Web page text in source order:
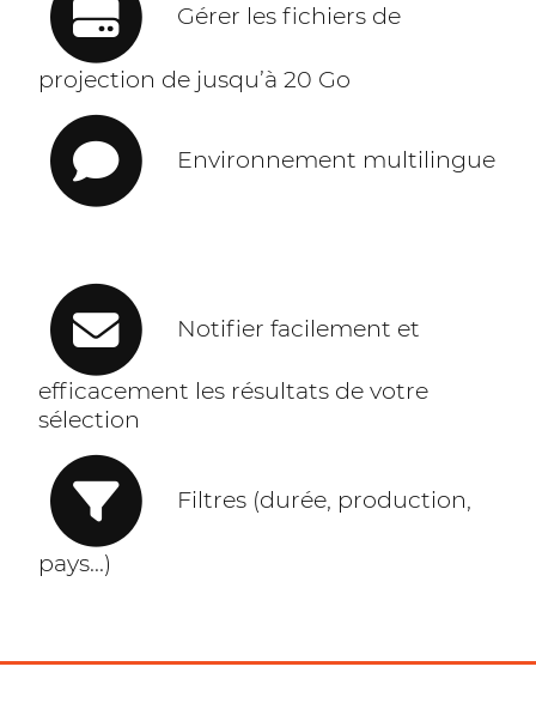
Gérer les fichiers de
projection de jusqu’à 20 Go
Environnement multilingue
Notifier facilement et
efficacement les résultats de votre
sélection
Filtres (durée, production,
pays...)